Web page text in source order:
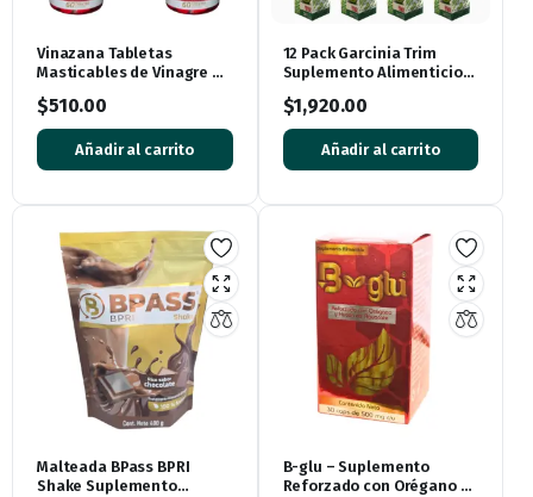
Vinazana Tabletas
Masticables de Vinagre de
Superalimentos
$510.00
Añadir al carrito
12 Pack Garcinia Trim
Suplemento Alimenticio
Cápsulas
$1,920.00
Añadir al carrito
Malteada BPass BPRI
Shake Suplemento
B-glu – Suplemento
Reforzado con Orégano y